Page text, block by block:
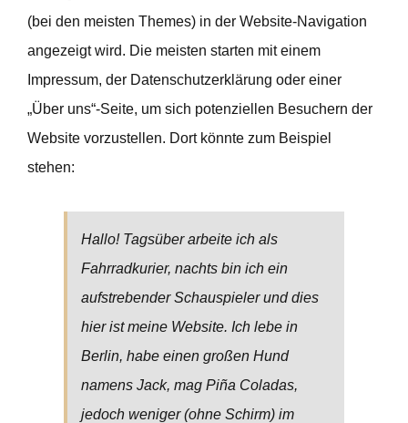
BOOKing
Die Concierge
Das Team
(bei den meisten Themes) in der Website-Navigation
angezeigt wird. Die meisten starten mit einem
Impressum, der Datenschutzerklärung oder einer
„Über uns“-Seite, um sich potenziellen Besuchern der
Website vorzustellen. Dort könnte zum Beispiel
stehen:
Hallo! Tagsüber arbeite ich als
Fahrradkurier, nachts bin ich ein
aufstrebender Schauspieler und dies
hier ist meine Website. Ich lebe in
Berlin, habe einen großen Hund
namens Jack, mag Piña Coladas,
jedoch weniger (ohne Schirm) im